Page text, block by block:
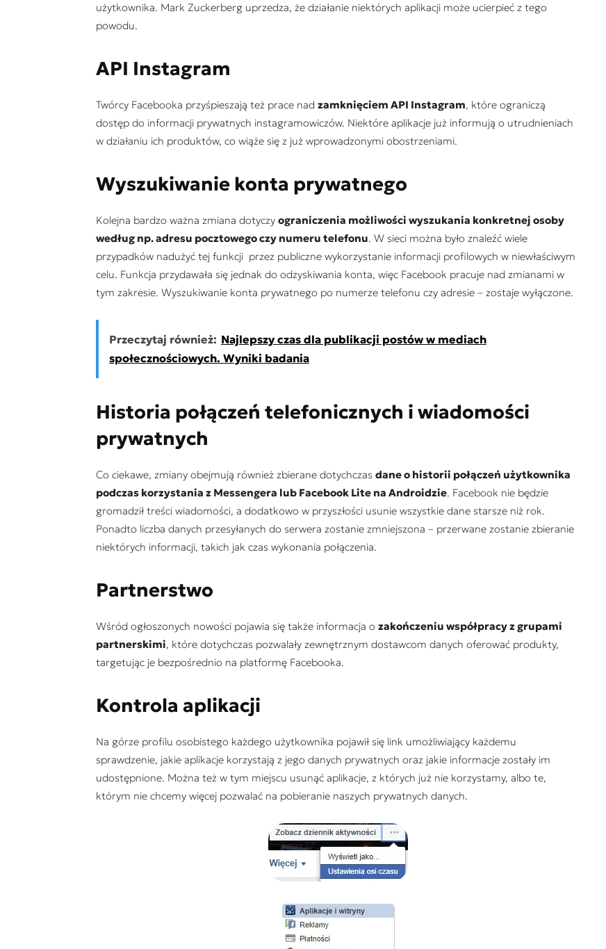
użytkownika. Mark Zuckerberg uprzedza, że działanie niektórych aplikacji może ucierpieć z tego
powodu.
API Instagram
Twórcy Facebooka przyśpieszają też prace nad zamknięciem API Instagram, które ograniczą
dostęp do informacji prywatnych instagramowiczów. Niektóre aplikacje już informują o utrudnieniach
w działaniu ich produktów, co wiąże się z już wprowadzonymi obostrzeniami.
Wyszukiwanie konta prywatnego
Kolejna bardzo ważna zmiana dotyczy ograniczenia możliwości wyszukania konkretnej osoby
według np. adresu pocztowego czy numeru telefonu. W sieci można było znaleźć wiele
przypadków nadużyć tej funkcji przez publiczne wykorzystanie informacji profilowych w niewłaściwym
celu. Funkcja przydawała się jednak do odzyskiwania konta, więc Facebook pracuje nad zmianami w
tym zakresie. Wyszukiwanie konta prywatnego po numerze telefonu czy adresie – zostaje wyłączone.
Przeczytaj również: Najlepszy czas dla publikacji postów w mediach
społecznościowych. Wyniki badania
Historia połączeń telefonicznych i wiadomości
prywatnych
Co ciekawe, zmiany obejmują również zbierane dotychczas dane o historii połączeń użytkownika
podczas korzystania z Messengera lub Facebook Lite na Androidzie. Facebook nie będzie
gromadził treści wiadomości, a dodatkowo w przyszłości usunie wszystkie dane starsze niż rok.
Ponadto liczba danych przesyłanych do serwera zostanie zmniejszona – przerwane zostanie zbieranie
niektórych informacji, takich jak czas wykonania połączenia.
Partnerstwo
Wśród ogłoszonych nowości pojawia się także informacja o zakończeniu współpracy z grupami
partnerskimi, które dotychczas pozwalały zewnętrznym dostawcom danych oferować produkty,
targetując je bezpośrednio na platformę Facebooka.
Kontrola aplikacji
Na górze profilu osobistego każdego użytkownika pojawił się link umożliwiający każdemu
sprawdzenie, jakie aplikacje korzystają z jego danych prywatnych oraz jakie informacje zostały im
udostępnione. Można też w tym miejscu usunąć aplikacje, z których już nie korzystamy, albo te,
którym nie chcemy więcej pozwalać na pobieranie naszych prywatnych danych.